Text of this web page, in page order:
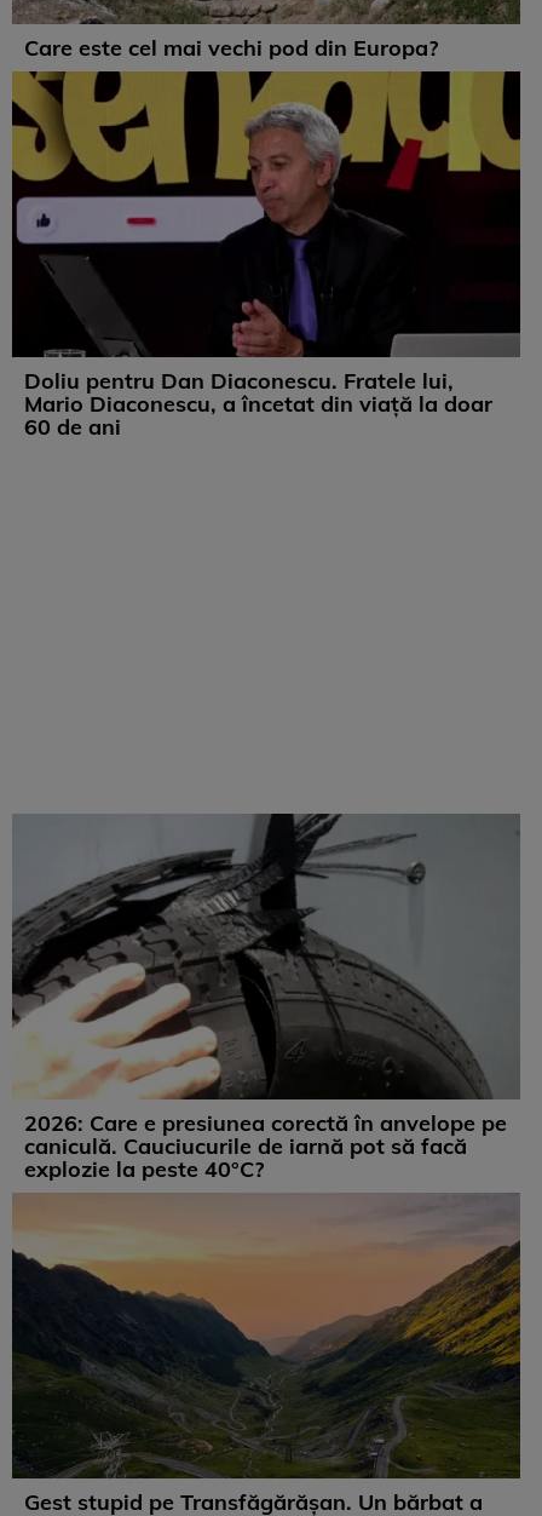
Care este cel mai vechi pod din Europa?
Doliu pentru Dan Diaconescu. Fratele lui,
Mario Diaconescu, a încetat din viață la doar
60 de ani
2026: Care e presiunea corectă în anvelope pe
caniculă. Cauciucurile de iarnă pot să facă
explozie la peste 40°C?
Gest stupid pe Transfăgărășan. Un bărbat a